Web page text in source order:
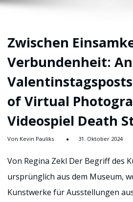
Zwischen
Verbundenheit:
of Virtual
Videospiel Death
Von Kevin Pauliks 31. Oktober 2024
Von Regina Zekl Der Begriff des
ursprünglich aus dem Museum,
Kunstwerke für Ausstellungen